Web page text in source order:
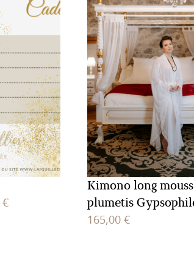
€
Kimono long
plumetis
165,00 €